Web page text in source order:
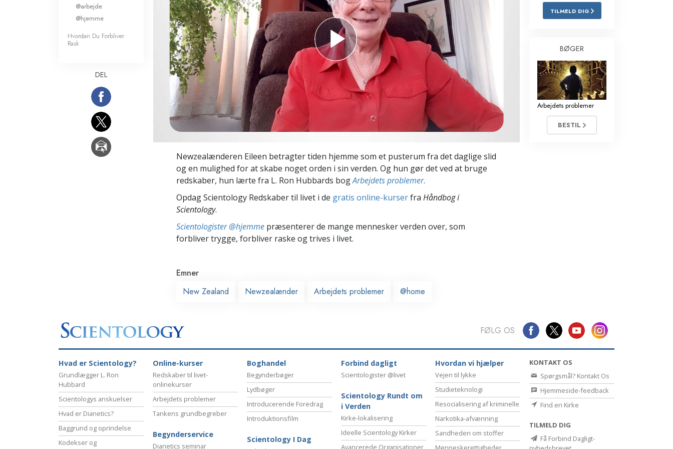
Kærlighed og had –
Hvad er storhed?
Scientology Kirkens Frivillige
Hjælpere
Løsninger til stoffer
Redskaber til arbejdspladsen
Etik og tilstandene
Årsagen til undertrykkelse
Undersøgelser
Newzealænderen Eileen betragter tiden hjemme som et pusterum fra det daglige slid
og en mulighed for at skabe noget orden i sin verden. Og hun gør det ved at bruge
redskaber, hun lærte fra L. Ron Hubbards bogArbejdets problemer.
Opdag Scientology Redskaber til livet i de gratis online-kurserfra Håndbog i
Scientology.
Scientologister @hjemme præsenterer de mange mennesker verden over, som
forbliver trygge, forbliver raske og trives i livet.
Emner
New Zealand
Newzealænder Arbejdets problemer @home
@arbejde
@hjemme
Hvordan Du Forbliver
Rask
DEL
TILMELD DIG
BØGER
Arbejdets problemer
BESTIL
FØLG OS
Hvad er Scientology?
Grundlægger L. Ron
Hubbard
Scientologys anskuelser
Hvad er Dianetics?
Baggrund og oprindelse
Kodekser og
Online-kurser
Redskaber til livet-
onlinekurser
Arbejdets problemer
Tankens grundbegreber
Begynderservice
Dianetics seminar
Boghandel
Begynderbøger
Lydbøger
Introducerende Foredrag
Introduktionsfilm
Scientology I Dag
Forbind dagligt
Scientologister @livet
Scientology Rundt om
i Verden
Kirke-lokalisering
Ideelle Scientology Kirker
Avancerede Organisationer
Hvordan vi hjælper
Vejen til lykke
Studieteknologi
Resocialisering af kriminelle
Narkotika-afvænning
Sandheden om stoffer
KONTAKT OS
Spørgsmål? Kontakt Os
Hjemmeside-feedback
Find en Kirke
TILMELD DIG
Få Forbind Dagligt-